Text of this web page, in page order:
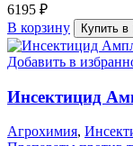
6195 ₽
В корзину
Купить в
Добавить в
Инсектицид
Агрохимия,